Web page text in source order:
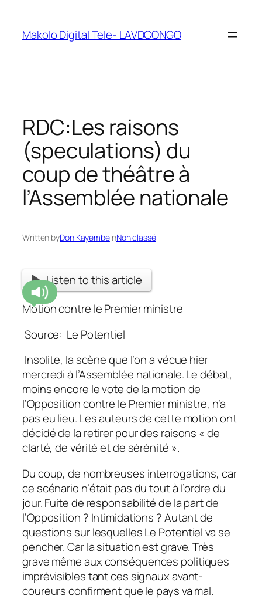
Makolo Digital Tele- LAVDCONGO
RDC:Les raisons
(speculations) du
coup de théâtre à
l’Assemblée nationale
Written byDon KayembeinNon classé
Listen to this article
Motion contre le Premier ministre
Source: Le Potentiel
Insolite, la scène que l’on a vécue hier
mercredi à l’Assemblée nationale. Le débat,
moins encore le vote de la motion de
l’Opposition contre le Premier ministre, n’a
pas eu lieu. Les auteurs de cette motion ont
décidé de la retirer pour des raisons « de
clarté, de vérité et de sérénité ».
Du coup, de nombreuses interrogations, car
ce scénario n’était pas du tout à l’ordre du
jour. Fuite de responsabilité de la part de
l’Opposition ? Intimidations ? Autant de
questions sur lesquelles Le Potentiel va se
pencher. Car la situation est grave. Très
grave même aux conséquences politiques
imprévisibles tant ces signaux avant-
coureurs confirment que le pays va mal.